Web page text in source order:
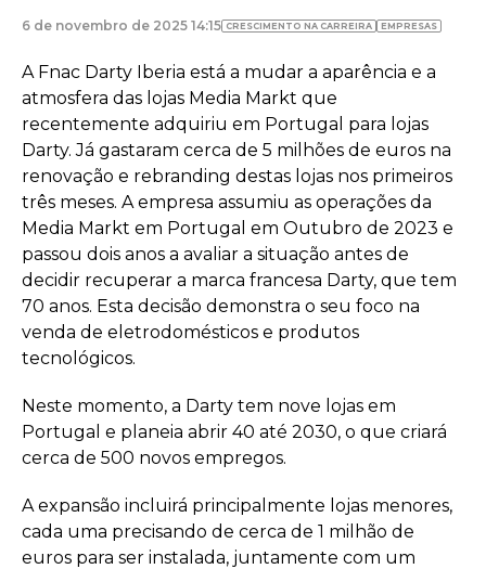
6 de novembro de 2025 14:15 CRESCIMENTO NA CARREIRA EMPRESAS
A Fnac Darty Iberia está a mudar a aparência e a
atmosfera das lojas Media Markt que
recentemente adquiriu em Portugal para lojas
Darty. Já gastaram cerca de 5 milhões de euros na
renovação e rebranding destas lojas nos primeiros
três meses. A empresa assumiu as operações da
Media Markt em Portugal em Outubro de 2023 e
passou dois anos a avaliar a situação antes de
decidir recuperar a marca francesa Darty, que tem
70 anos. Esta decisão demonstra o seu foco na
venda de eletrodomésticos e produtos
tecnológicos.
Neste momento, a Darty tem nove lojas em
Portugal e planeia abrir 40 até 2030, o que criará
cerca de 500 novos empregos.
A expansão incluirá principalmente lojas menores,
cada uma precisando de cerca de 1 milhão de
euros para ser instalada, juntamente com um